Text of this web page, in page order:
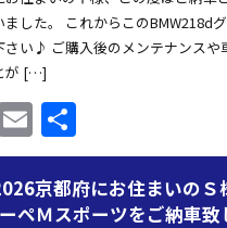
ました。 これからこのBMW218d
さい♪ ご購入後のメンテナンスや
が […]
Email
共
有
京都府にお住まいの
ペＭスポーツをご納車致